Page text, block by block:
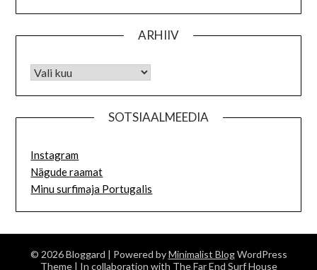
ARHIIV
SOTSIAALMEEDIA
Instagram
Nägude raamat
Minu surfimaja Portugalis
© 2026 Bloggard | Powered byMinimalist BlogWordPress
Theme | In collaboration with The Far End Surf House